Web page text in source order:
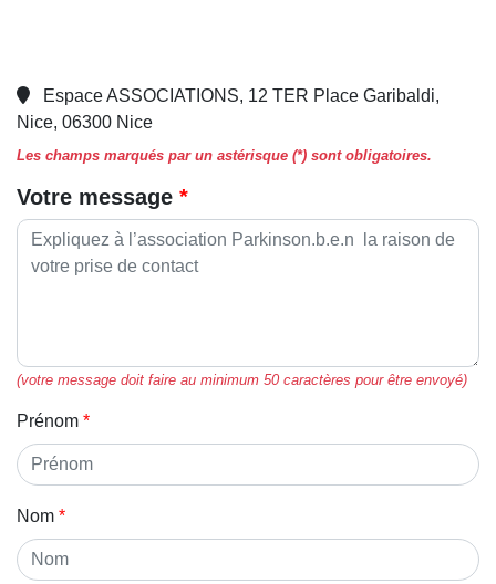
Espace ASSOCIATIONS, 12 TER Place Garibaldi,
Nice, 06300 Nice
Les champs marqués par un astérisque (*) sont obligatoires.
Votre message
(votre message doit faire au minimum 50 caractères pour être envoyé)
Prénom
Nom